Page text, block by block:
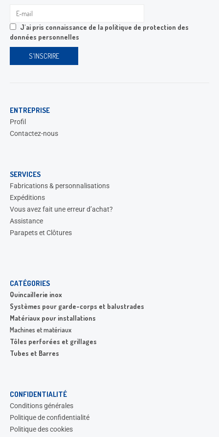
J'ai pris connaissance de la politique de protection des
données personnelles
ENTREPRISE
Profil
Contactez-nous
SERVICES
Fabrications & personnalisations
Expéditions
Vous avez fait une erreur d’achat?
Assistance
Parapets et Clôtures
CATÉGORIES
Quincaillerie inox
Systèmes pour garde-corps et balustrades
Matériaux pour installations
Machines et matériaux
Tôles perforées et grillages
Tubes et Barres
CONFIDENTIALITÉ
Conditions générales
Politique de confidentialité
Politique des cookies